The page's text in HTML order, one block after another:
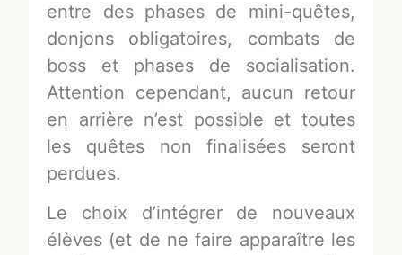
entre des phases de mini-quêtes,
donjons obligatoires, combats de
boss et phases de socialisation.
Attention cependant, aucun retour
en arrière n’est possible et toutes
les quêtes non finalisées seront
perdues.
Le choix d’intégrer de nouveaux
élèves (et de ne faire apparaître les